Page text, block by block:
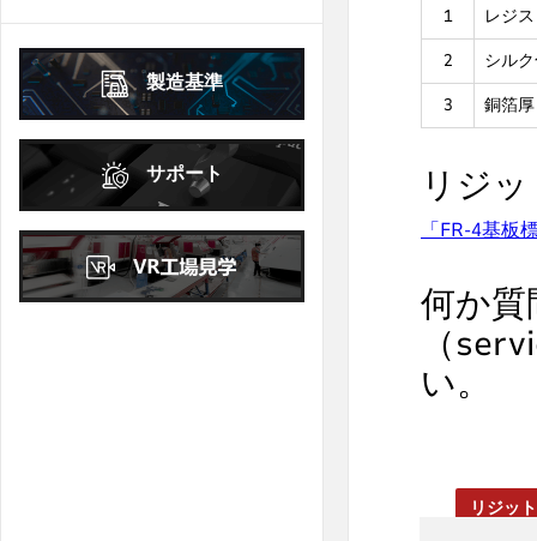
25
26 27 28 29 30 31
20
21 22 23 24 25
26
27
28 29 30
2026年10月 October
日
火 木 金
土
1
4
5 6 7 8 9
10
11
12 13 14 15 16
17
18
19 20 21 22 23
24
B8***6A
8.9 20
製造基準
サポート
1
レジ
2
シル
3
銅箔厚
リジ
「FR-4基板
何か
（
い。
リジッ